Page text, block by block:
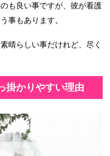
も良い事ですが、彼が看護
事もあります。
晴らしい事だけれど、尽く
掛かりやすい理由